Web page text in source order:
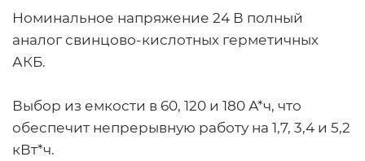
Номинальное напряжение 24 В полный
аналог свинцово-кислотных герметичных
АКБ.
Выбор из емкости в 60, 120 и 180 А*ч, что
обеспечит непрерывную работу на 1,7, 3,4 и 5,2
кВт*ч.